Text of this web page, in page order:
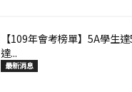
【109年會考榜單】5A學生
達...
最新消息